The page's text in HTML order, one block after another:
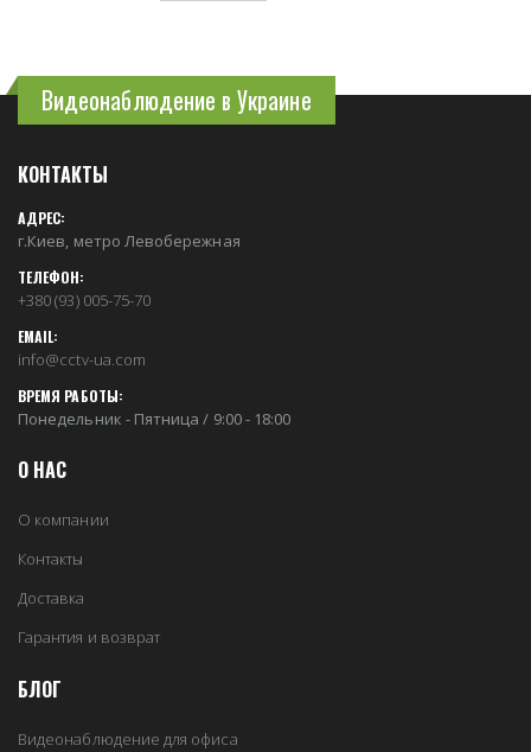
Видеонаблюдение в Украине
КОНТАКТЫ
АДРЕС:
г.Киев, метро Левобережная
ТЕЛЕФОН:
+380 (93) 005-75-70
EMAIL:
info@cctv-ua.com
ВРЕМЯ РАБОТЫ:
Понедельник - Пятница / 9:00 - 18:00
О НАС
О компании
Контакты
Доставка
Гарантия и возврат
БЛОГ
Видеонаблюдение для офиса